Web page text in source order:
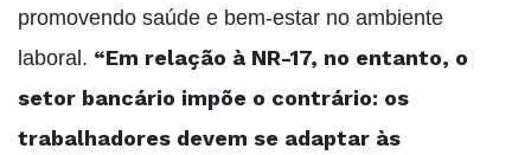
promovendo saúde e bem-estar no ambiente
laboral. “Em relação à NR-17, no entanto, o
setor bancário impõe o contrário: os
trabalhadores devem se adaptar às